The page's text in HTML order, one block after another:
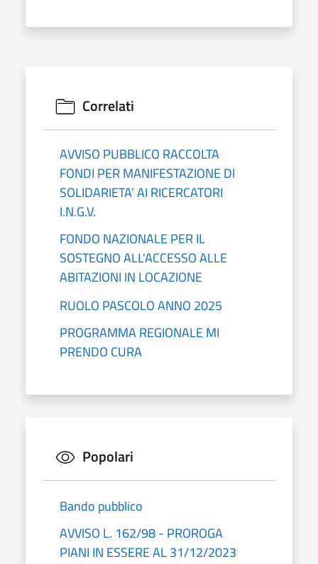
Correlati
AVVISO PUBBLICO RACCOLTA
FONDI PER MANIFESTAZIONE DI
SOLIDARIETA’ AI RICERCATORI
I.N.G.V.
FONDO NAZIONALE PER IL
SOSTEGNO ALL'ACCESSO ALLE
ABITAZIONI IN LOCAZIONE
RUOLO PASCOLO ANNO 2025
PROGRAMMA REGIONALE MI
PRENDO CURA
Popolari
Bando pubblico
AVVISO L. 162/98 - PROROGA
PIANI IN ESSERE AL 31/12/2023